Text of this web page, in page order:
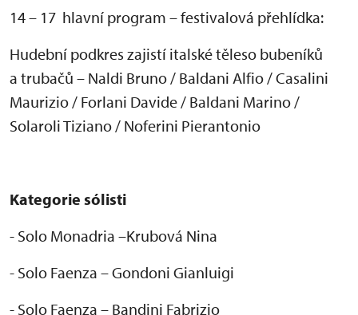
14 – 17 hlavní program – festivalová přehlídka:
Hudební podkres zajistí italské těleso bubeníků
a trubačů – Naldi Bruno / Baldani Alfio / Casalini
Maurizio / Forlani Davide / Baldani Marino /
Solaroli Tiziano / Noferini Pierantonio
Kategorie sólisti
- Solo Monadria –Krubová Nina
- Solo Faenza – Gondoni Gianluigi
- Solo Faenza – Bandini Fabrizio